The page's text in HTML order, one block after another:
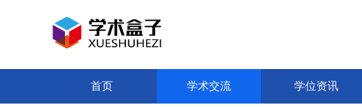
首页 学术交流 学位资讯